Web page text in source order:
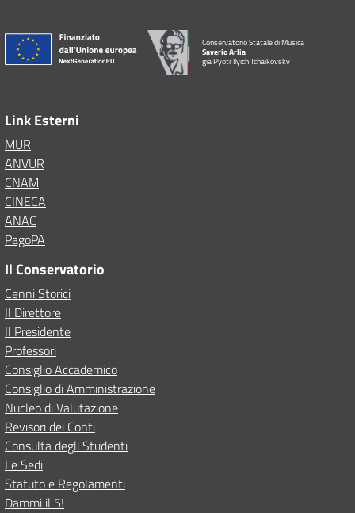
Conservatorio Statale di Musica
Saverio Arlia
già Pyotr Ilyich Tchaikovsky
Link Esterni
MUR
ANVUR
CNAM
CINECA
ANAC
PagoPA
Il Conservatorio
Cenni Storici
Il Direttore
Il Presidente
Professori
Consiglio Accademico
Consiglio di Amministrazione
Nucleo di Valutazione
Revisori dei Conti
Consulta degli Studenti
Le Sedi
Statuto e Regolamenti
Dammi il 5!